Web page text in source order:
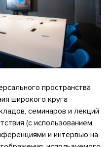
пространства
широкого круга
семинаров и лекций
(с использованием
и интервью на